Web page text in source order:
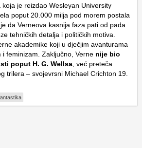
koja je reizdao Wesleyan University
poput 20.000 milja pod morem postala
da Verneova kasnija faza pati od pada
tehničkih detalja i političkih motiva.
akademike koji u dječjim avanturama
feminizam. Zaključno, Verne nije bio
poput H. G. Wellsa , već preteča
trilera – svojevrsni Michael Crichton 19.